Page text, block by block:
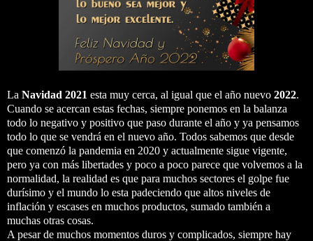
La Navidad 2021 esta muy cerca, al igual que el año nuevo 2022.
Cuando se acercan estas fechas, siempre ponemos en la balanza
todo lo negativo y positivo que paso durante el año y ya pensamos
todo lo que se vendrá en el nuevo año. Todos sabemos que desde
que comenzó la pandemia en 2020 y actualmente sigue vigente,
pero ya con más libertades y poco a poco parece que volvemos a la
normalidad, la realidad es que para muchos sectores el golpe fue
durísimo y el mundo lo esta padeciendo que altos niveles de
inflación y escases en muchos productos, sumado también a
muchas otras cosas.
A pesar de muchos momentos duros y complicados, siempre hay